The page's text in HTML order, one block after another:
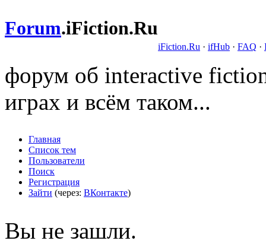
Forum.iFiction.Ru
iFiction.Ru · ifHub · FAQ ·
форум об interactive
играх и всём таком...
Главная
Список тем
Пользователи
Поиск
Регистрация
Зайти (через: ВКонтакте)
Вы не зашли.